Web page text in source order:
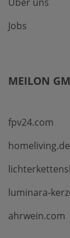
Jobs
MEILON
fpv24.com
homeliving.de
luminara-
ahrwein.com